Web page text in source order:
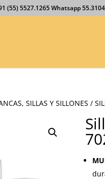
(55) 5527.1265 Whatsapp
SILLAS Y SILLONES /